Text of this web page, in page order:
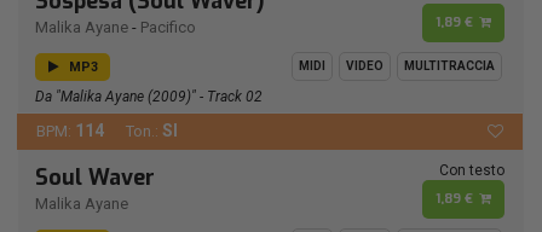
Malika Ayane - Pacifico 1,89 €
MP3 MIDI VIDEO MULTITRACCIA
Da "Malika Ayane (2009)" - Track 02
BPM: 114 Ton.: SI
Soul Waver
Malika Ayane
Con testo
1,89 €